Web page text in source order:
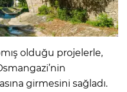
olduğu projelerle,
girmesini sağladı.